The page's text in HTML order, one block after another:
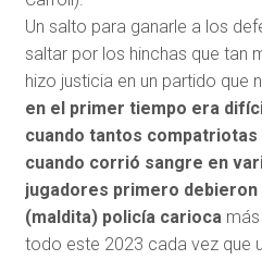
Un salto para ganarle a los
saltar por los hinchas que tan
hizo justicia en un partido que
en el primer tiempo era
cuando tantos compatriotas
cuando corrió sangre en
jugadores primero
(maldita) policía cariocamás
todo este 2023 cada vez que